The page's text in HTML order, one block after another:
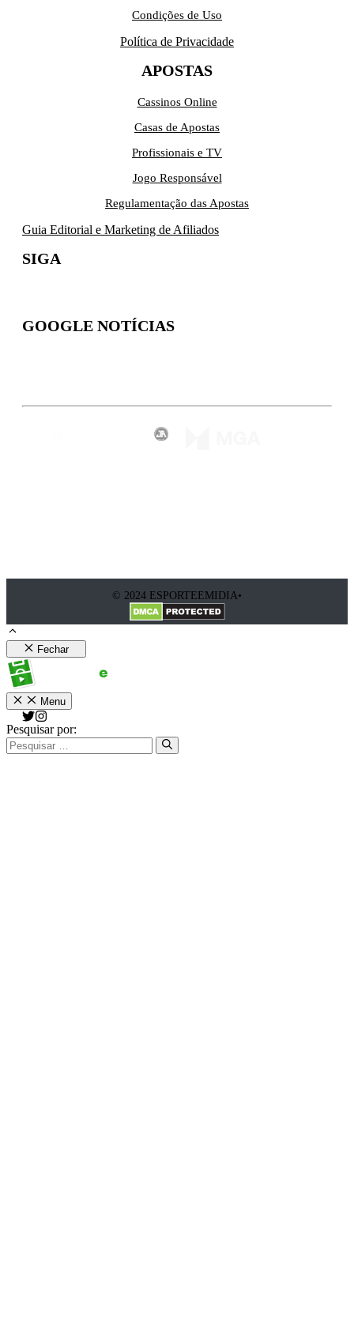
Condições de Uso
Política de Privacidade
APOSTAS
Cassinos Online
Casas de Apostas
Profissionais e TV
Jogo Responsável
Regulamentação das Apostas
Guia Editorial e Marketing de Afiliados
SIGA
GOOGLE NOTÍCIAS
© 2024 ESPORTEEMIDIA•
Fechar
Menu
Pesquisar por: